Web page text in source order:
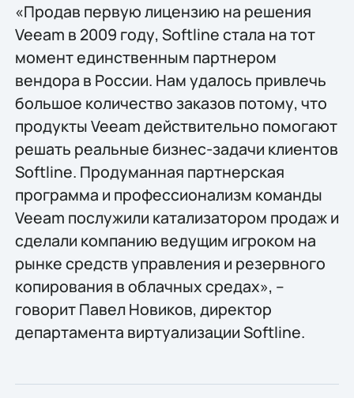
«Продав первую лицензию на решения
Veeam в 2009 году, Softline стала на тот
момент единственным партнером
вендора в России. Нам удалось привлечь
большое количество заказов потому, что
продукты Veeam действительно помогают
решать реальные бизнес-задачи клиентов
Softline. Продуманная партнерская
программа и профессионализм команды
Veeam послужили катализатором продаж и
сделали компанию ведущим игроком на
рынке средств управления и резервного
копирования в облачных средах», –
говорит Павел Новиков, директор
департамента виртуализации Softline.